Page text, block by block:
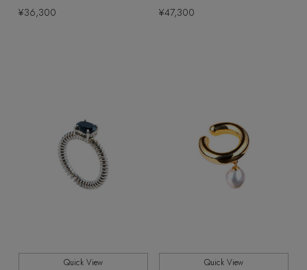
¥36,300 ¥47,300
Quick View Quick View